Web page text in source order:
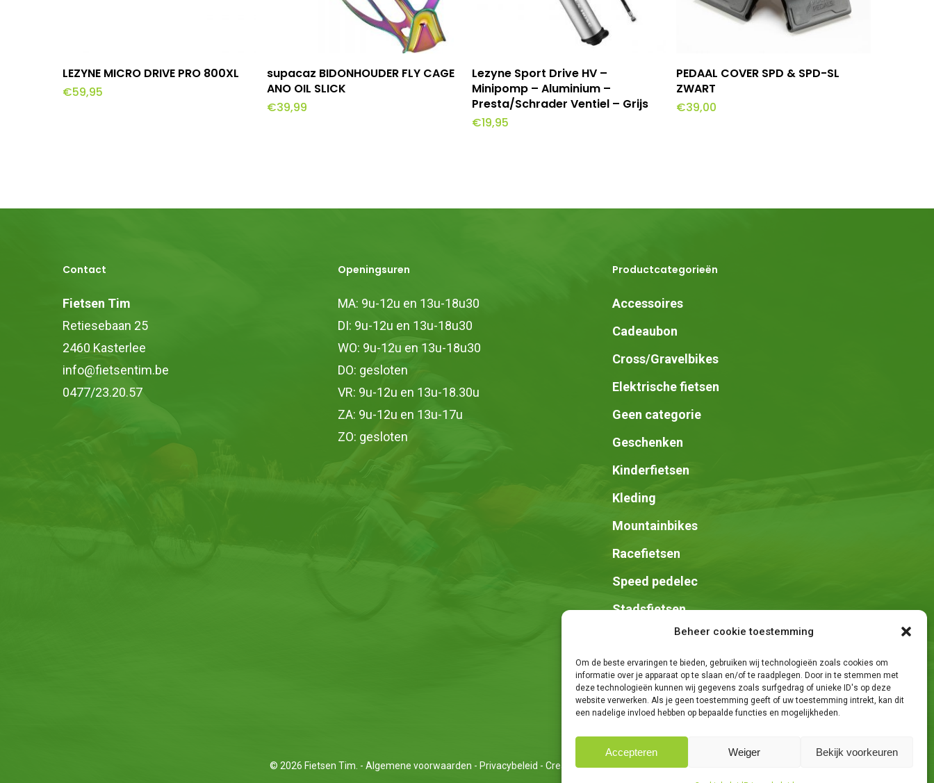
Beheer cookie toestemming
Om de beste ervaringen te bieden, gebruiken wij technologieën zoals cookies om
informatie over je apparaat op te slaan en/of te raadplegen. Door in te stemmen met
deze technologieën kunnen wij gegevens zoals surfgedrag of unieke ID's op deze
website verwerken. Als je geen toestemming geeft of uw toestemming intrekt, kan dit
een nadelige invloed hebben op bepaalde functies en mogelijkheden.
Accepteren Weiger Bekijk voorkeuren
Toevoegen Aan Winkelwagen
LEZYNE MICRO DRIVE PRO 800XL
€59,95
Toevoegen Aan Winkelwagen
supacaz BIDONHOUDER FLY CAGE
ANO OIL SLICK
€39,99
Toevoegen Aan Winkelwagen
Lezyne Sport Drive HV –
Minipomp – Aluminium –
Presta/Schrader Ventiel – Grijs
€19,95
Toevoegen Aan Winkelwagen
PEDAAL COVER SPD & SPD-SL
ZWART
€39,00
Contact
Fietsen Tim
Retiesebaan 25
2460 Kasterlee
info@fietsentim.be
0477/23.20.57
Openingsuren
MA: 9u-12u en 13u-18u30
DI: 9u-12u en 13u-18u30
WO: 9u-12u en 13u-18u30
DO: gesloten
VR: 9u-12u en 13u-18.30u
ZA: 9u-12u en 13u-17u
ZO: gesloten
Productcategorieën
Accessoires
Cadeaubon
Cross/Gravelbikes
Elektrische fietsen
Geen categorie
Geschenken
Kinderfietsen
Kleding
Mountainbikes
Racefietsen
Speed pedelec
Stadsfietsen
© 2026 Fietsen Tim. - Algemene voorwaarden - Privacybeleid - Creatie vanWe Are Knights